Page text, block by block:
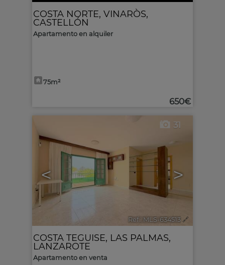
COSTA NORTE, VINARÒS,
CASTELLÓN
Apartamento en alquiler
75m²
650€
< >
31
Ref.. MLS-634513 🔗
COSTA TEGUISE, LAS PALMAS,
LANZAROTE
Apartamento en venta